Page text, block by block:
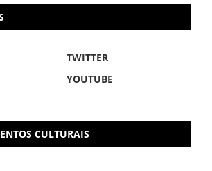
TWITTER
YOUTUBE
CULTURAIS